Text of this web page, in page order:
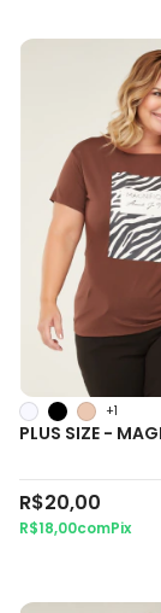
PLUS SIZE -
R$20,00
R$18,00comPix
+1